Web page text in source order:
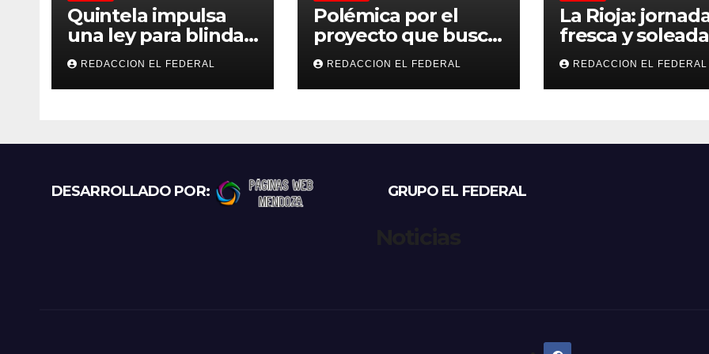
Quintela impulsa
una ley para blindar
las tierras rurales de
La Rioja: cuáles son
los principales
REDACCION EL FEDERAL
Polémica por el
proyecto que busca
regular criaderos y
refugios de perros y
gatos: denuncian
REDACCION EL FEDERAL
La Rioja:
fresca y soleada
este jueves, con
temperaturas
estables para el
REDACCION EL FEDERAL
DESARROLLADO POR: GRUPO EL FEDERAL